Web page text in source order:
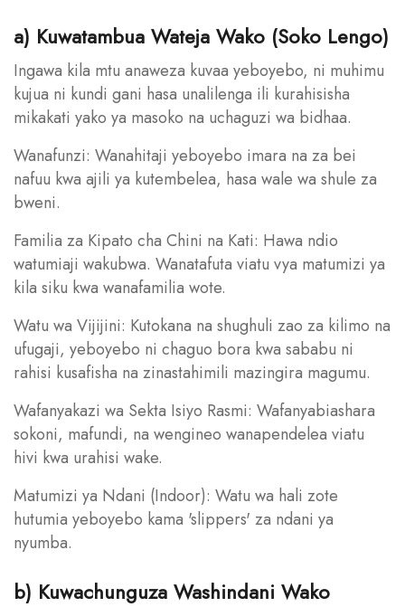
a) Kuwatambua Wateja Wako (Soko Lengo)
Ingawa kila mtu anaweza kuvaa yeboyebo, ni muhimu
kujua ni kundi gani hasa unalilenga ili kurahisisha
mikakati yako ya masoko na uchaguzi wa bidhaa.
Wanafunzi: Wanahitaji yeboyebo imara na za bei
nafuu kwa ajili ya kutembelea, hasa wale wa shule za
bweni.
Familia za Kipato cha Chini na Kati: Hawa ndio
watumiaji wakubwa. Wanatafuta viatu vya matumizi ya
kila siku kwa wanafamilia wote.
Watu wa Vijijini: Kutokana na shughuli zao za kilimo na
ufugaji, yeboyebo ni chaguo bora kwa sababu ni
rahisi kusafisha na zinastahimili mazingira magumu.
Wafanyakazi wa Sekta Isiyo Rasmi: Wafanyabiashara
sokoni, mafundi, na wengineo wanapendelea viatu
hivi kwa urahisi wake.
Matumizi ya Ndani (Indoor): Watu wa hali zote
hutumia yeboyebo kama 'slippers' za ndani ya
nyumba.
b) Kuwachunguza Washindani Wako